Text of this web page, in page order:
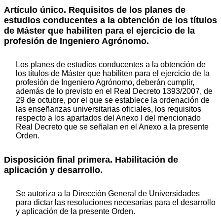
Artículo único. Requisitos de los planes de
estudios conducentes a la obtención de los títulos
de Máster que habiliten para el ejercicio de la
profesión de Ingeniero Agrónomo.
Los planes de estudios conducentes a la obtención de
los títulos de Máster que habiliten para el ejercicio de la
profesión de Ingeniero Agrónomo, deberán cumplir,
además de lo previsto en el Real Decreto 1393/2007, de
29 de octubre, por el que se establece la ordenación de
las enseñanzas universitarias oficiales, los requisitos
respecto a los apartados del Anexo I del mencionado
Real Decreto que se señalan en el Anexo a la presente
Orden.
Disposición final primera. Habilitación de
aplicación y desarrollo.
Se autoriza a la Dirección General de Universidades
para dictar las resoluciones necesarias para el desarrollo
y aplicación de la presente Orden.